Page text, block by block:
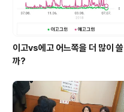
이고vs에고 어느쪽을 더 많이 쓸
까?